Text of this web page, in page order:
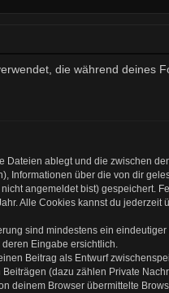
die während deines
Dateien ablegt und die zwischen
Informationen über die von dir
angemeldet bist) gespeichert.
Alle Cookies kannst du jederzeit
sind mindestens ein
Eingabe ersichtlich.
Beitrag als Entwurf
(dazu zählen Private
deinem Browser übermittelte